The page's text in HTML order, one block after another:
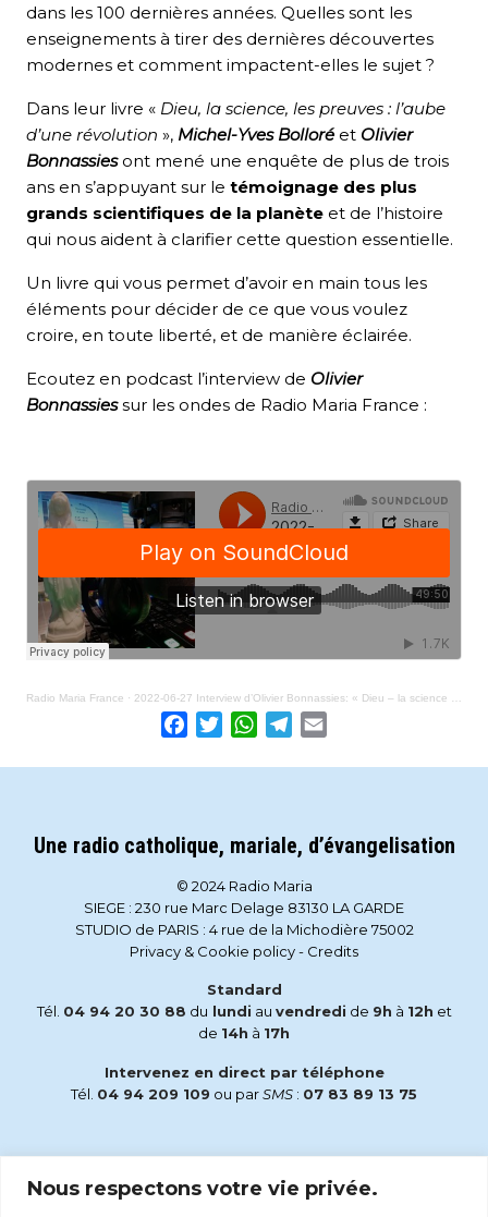
Nous respectons votre vie privée.
dans les 100 dernières années. Quelles sont les
enseignements à tirer des dernières découvertes
modernes et comment impactent-elles le sujet ?
Dans leur livre « Dieu, la science, les preuves : l’aube
d’une révolution », Michel-Yves Bolloré et Olivier
Bonnassiesont mené une enquête de plus de trois
ans en s’appuyant sur le témoignage des plus
grands scientifiques de la planète et de l’histoire
qui nous aident à clarifier cette question essentielle.
Un livre qui vous permet d’avoir en main tous les
éléments pour décider de ce que vous voulez
croire, en toute liberté, et de manière éclairée.
Ecoutez en podcast l’interview de Olivier
Bonnassiessur les ondes de Radio Maria France :
Radio Maria France · 2022-06-27 Interview d’Olivier Bonnassies: « Dieu – la science – les preuves » (livre)
Facebook
TwitterWhatsApp
Telegram
Une radio catholique, mariale, d’évangelisation
© 2024 Radio Maria
SIEGE : 230 rue Marc Delage 83130 LA GARDE
STUDIO de PARIS : 4 rue de la Michodière 75002
Privacy & Cookie policy- Credits
Standard
Tél. 04 94 20 30 88 du lundi au vendredi de 9h à 12h et
de 14h à 17h
Intervenez en direct par téléphone
Tél. 04 94 209 109 ou parSMS : 07 83 89 13 75
accueil@radiomaria.fr